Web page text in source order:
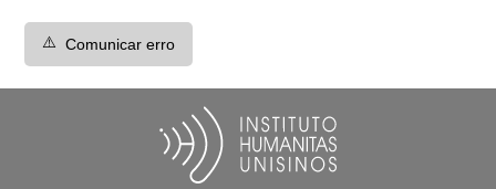
⚠️ Comunicar erro